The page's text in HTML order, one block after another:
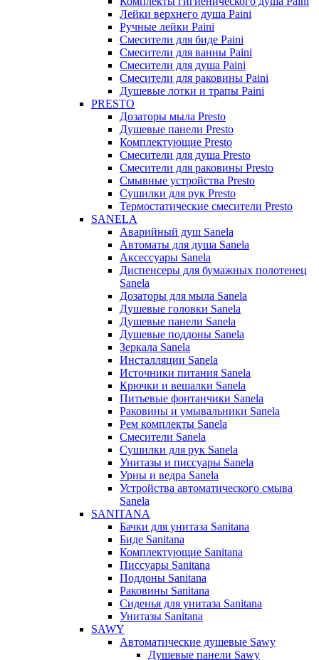
Лейки верхнего душа Paini
Ручные лейки Paini
Смесители для биде Paini
Смесители для ванны Paini
Смесители для душа Paini
Смесители для раковины Paini
Душевые лотки и трапы Paini
PRESTO
Дозаторы мыла Presto
Душевые панели Presto
Комплектующие Presto
Смесители для душа Presto
Смесители для раковины Presto
Смывные устройства Presto
Сушилки для рук Presto
Термостатические смесители Presto
SANELA
Аварийный душ Sanela
Автоматы для душа Sanela
Аксессуары Sanela
Диспенсеры для бумажных полотенец
Sanela
Дозаторы для мыла Sanela
Душевые головки Sanela
Душевые панели Sanela
Душевые поддоны Sanela
Зеркала Sanela
Инсталляции Sanela
Источники питания Sanela
Крючки и вешалки Sanela
Питьевые фонтанчики Sanela
Раковины и умывальники Sanela
Рем комплекты Sanela
Смесители Sanela
Сушилки для рук Sanela
Унитазы и писсуары Sanela
Урны и ведра Sanela
Устройства автоматического смыва
Sanela
SANITANA
Бачки для унитаза Sanitana
Биде Sanitana
Комплектующие Sanitana
Писсуары Sanitana
Поддоны Sanitana
Раковины Sanitana
Сиденья для унитаза Sanitana
Унитазы Sanitana
SAWY
Автоматические душевые Sawy
Душевые панели Sawy